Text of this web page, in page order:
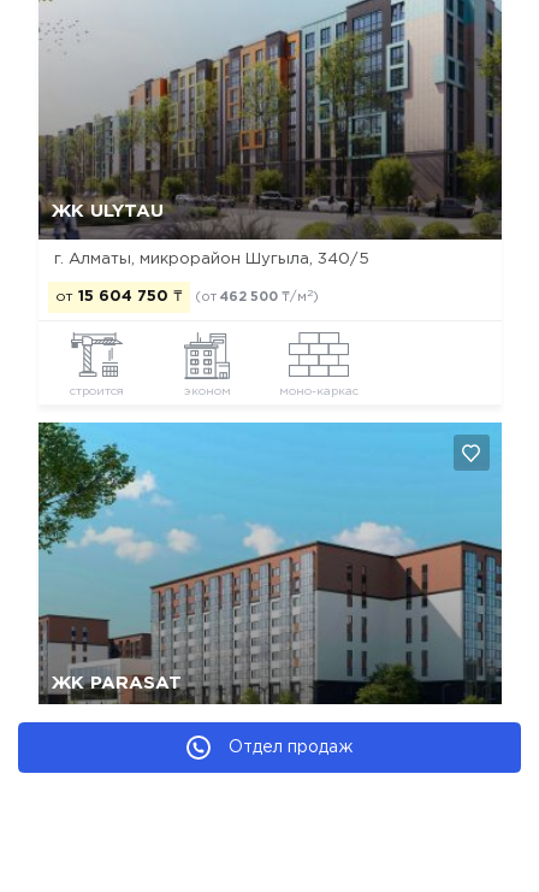
Отдел продаж
ЖК ULYTAU
г. Алматы, микрорайон Шугыла, 340/5
от 15 604 750 ₸ (от 462 500 ₸/м 2)
строится эконом моно-каркас
Да, удалить Отмена
ЖК PARASAT
Да, удалить Отмена